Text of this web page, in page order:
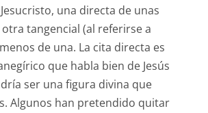
una directa de unas
tangencial (al referirse a
de una. La cita directa es
que habla bien de Jesús
ser una figura divina que
Algunos han pretendido quitar